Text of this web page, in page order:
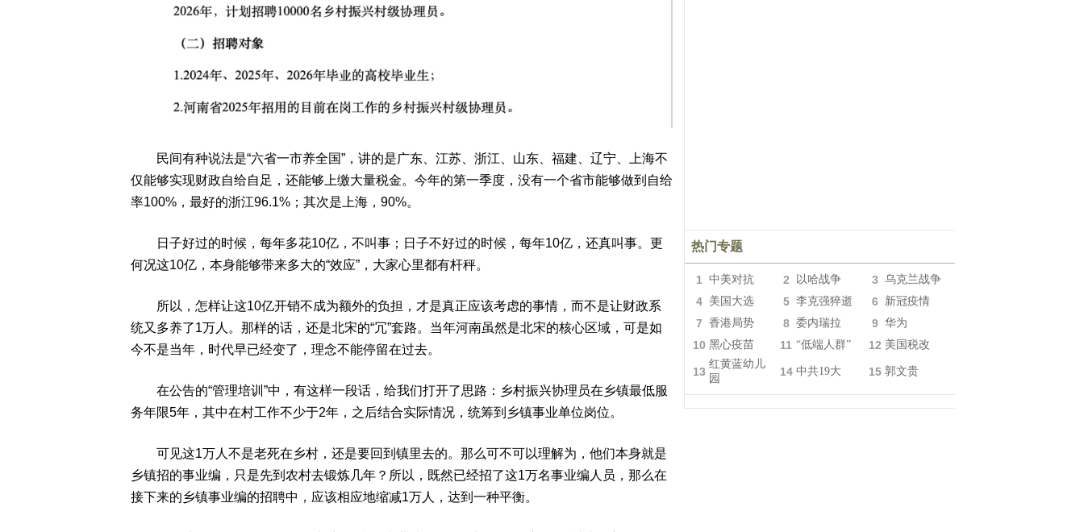
民间有种说法是“六省一市养全国”，讲的是广东、江苏、浙江、山东、福建、辽宁、上海不
仅能够实现财政自给自足，还能够上缴大量税金。今年的第一季度，没有一个省市能够做到自给
率100%，最好的浙江96.1%；其次是上海，90%。
日子好过的时候，每年多花10亿，不叫事；日子不好过的时候，每年10亿，还真叫事。更
何况这10亿，本身能够带来多大的“效应”，大家心里都有杆秤。
所以，怎样让这10亿开销不成为额外的负担，才是真正应该考虑的事情，而不是让财政系
统又多养了1万人。那样的话，还是北宋的“冗”套路。当年河南虽然是北宋的核心区域，可是如
今不是当年，时代早已经变了，理念不能停留在过去。
在公告的“管理培训”中，有这样一段话，给我们打开了思路：乡村振兴协理员在乡镇最低服
务年限5年，其中在村工作不少于2年，之后结合实际情况，统筹到乡镇事业单位岗位。
可见这1万人不是老死在乡村，还是要回到镇里去的。那么可不可以理解为，他们本身就是
乡镇招的事业编，只是先到农村去锻炼几年？所以，既然已经招了这1万名事业编人员，那么在
接下来的乡镇事业编的招聘中，应该相应地缩减1万人，达到一种平衡。
热门专题
1 中美对抗 2 以哈战争 3 乌克兰战争
4 美国大选 5 李克强猝逝 6 新冠疫情
7 香港局势 8 委内瑞拉 9 华为
10 黑心疫苗 11 “低端人群” 12 美国税改
13
红黄蓝幼儿
园
14 中共19大 15 郭文贵